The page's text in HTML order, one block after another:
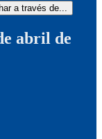
a través de...
abril de